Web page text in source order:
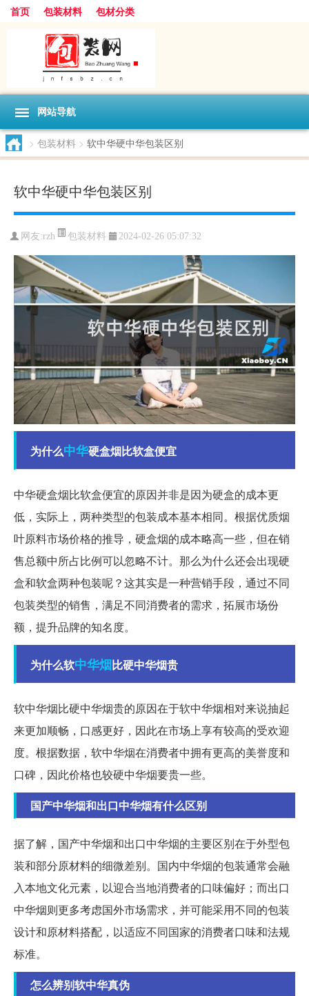
首页 包装材料 包材分类
网站导航
> 包装材料 > 软中华硬中华包装区别
软中华硬中华包装区别
网友:rzh 包装材料 2024-02-26 05:07:32
为什么中华硬盒烟比软盒便宜
中华硬盒烟比软盒便宜的原因并非是因为硬盒的成本更
低，实际上，两种类型的包装成本基本相同。根据优质烟
叶原料市场价格的推导，硬盒烟的成本略高一些，但在销
售总额中所占比例可以忽略不计。那么为什么还会出现硬
盒和软盒两种包装呢？这其实是一种营销手段，通过不同
包装类型的销售，满足不同消费者的需求，拓展市场份
额，提升品牌的知名度。
为什么软中华烟比硬中华烟贵
软中华烟比硬中华烟贵的原因在于软中华烟相对来说抽起
来更加顺畅，口感更好，因此在市场上享有较高的受欢迎
度。根据数据，软中华烟在消费者中拥有更高的美誉度和
口碑，因此价格也较硬中华烟要贵一些。
国产中华烟和出口中华烟有什么区别
据了解，国产中华烟和出口中华烟的主要区别在于外型包
装和部分原材料的细微差别。国内中华烟的包装通常会融
入本地文化元素，以迎合当地消费者的口味偏好；而出口
中华烟则更多考虑国外市场需求，并可能采用不同的包装
设计和原材料搭配，以适应不同国家的消费者口味和法规
标准。
怎么辨别软中华真伪